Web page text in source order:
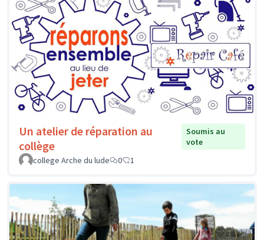
Un atelier de réparation au
collège
Soumis au
vote
college Arche du lude
0 1